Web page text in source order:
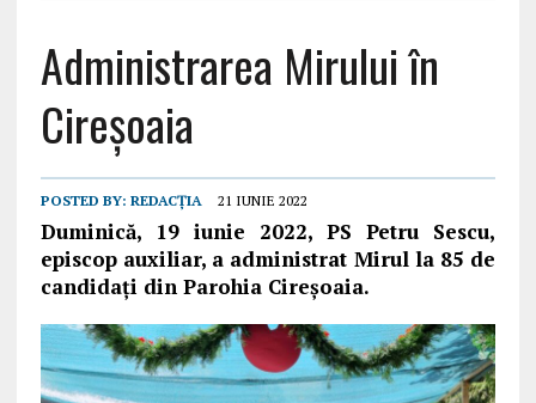
Administrarea Mirului în
Cireșoaia
POSTED BY: REDACȚIA 21 IUNIE 2022
Duminică, 19 iunie 2022, PS Petru Sescu,
episcop auxiliar, a administrat Mirul la 85 de
candidaţi din Parohia Cireşoaia.